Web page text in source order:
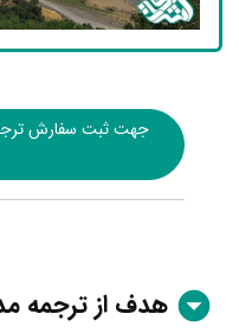
جهت ثبت سفارش
هدف از ترجمه